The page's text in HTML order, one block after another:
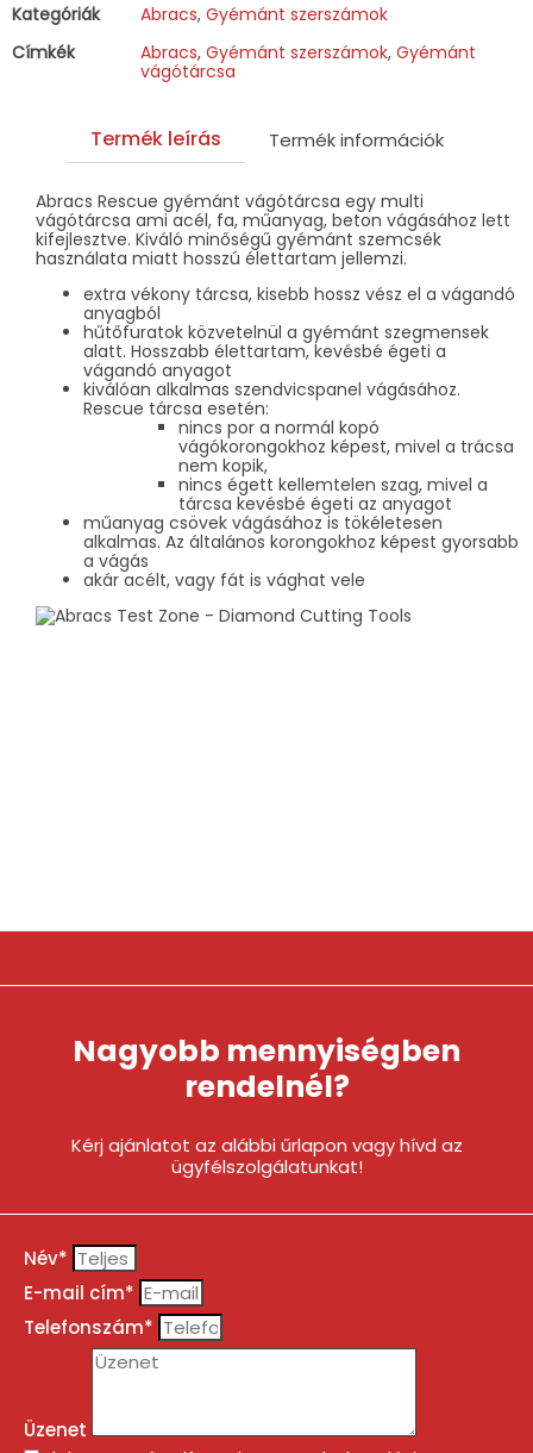
Kategóriák
Abracs, Gyémánt szerszámok
Címkék
Abracs, Gyémánt szerszámok, Gyémánt
vágótárcsa
Termék leírás Termék információk
Abracs Rescue gyémánt vágótárcsa egy multi
vágótárcsa ami acél, fa, műanyag, beton vágásához lett
kifejlesztve. Kiváló minőségű gyémánt szemcsék
használata miatt hosszú élettartam jellemzi.
extra vékony tárcsa, kisebb hossz vész el a vágandó
anyagból
hűtőfuratok közvetelnül a gyémánt szegmensek
alatt. Hosszabb élettartam, kevésbé égeti a
vágandó anyagot
kiválóan alkalmas szendvicspanel vágásához.
Rescue tárcsa esetén:
nincs por a normál kopó
vágókorongokhoz képest, mivel a trácsa
nem kopik,
nincs égett kellemtelen szag, mivel a
tárcsa kevésbé égeti az anyagot
műanyag csövek vágásához is tökéletesen
alkalmas. Az általános korongokhoz képest gyorsabb
a vágás
akár acélt, vagy fát is vághat vele
Nagyobb mennyiségben
rendelnél?
Kérj ajánlatot az alábbi űrlapon vagy hívd az
ügyfélszolgálatunkat!
Név*
E-mail cím*
Telefonszám*
Üzenet